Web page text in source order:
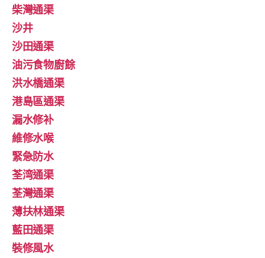
柴灣通渠
沙井
沙田通渠
油污食物廚餘
洪水橋通渠
港島區通渠
漏水修补
維修水喉
緊急防水
荃湾通渠
荃灣通渠
薄扶林通渠
藍田通渠
裝修風水